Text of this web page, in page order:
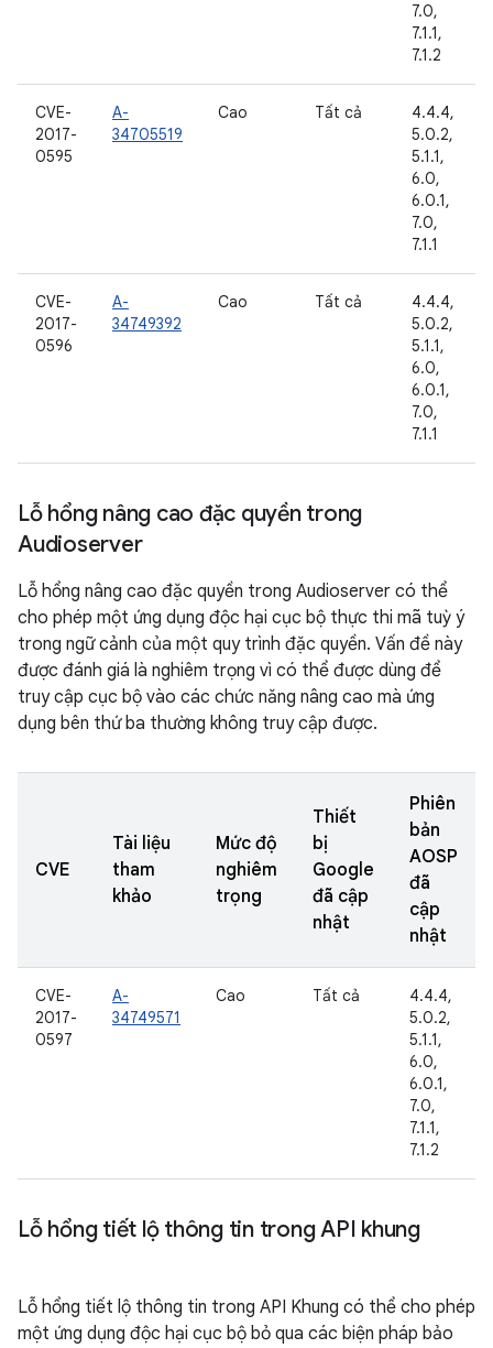
7.0,
7.1.1,
7.1.2
CVE-
2017-
0595
A-
34705519
Cao Tất cả
4.4.4,
5.0.2,
5.1.1,
6.0,
6.0.1,
7.0,
7.1.1
CVE-
2017-
0596
A-
34749392
Cao Tất cả
4.4.4,
5.0.2,
5.1.1,
6.0,
6.0.1,
7.0,
7.1.1
Lỗ hổng nâng cao đặc quyền trong
Audioserver
Lỗ hổng nâng cao đặc quyền trong Audioserver có thể
cho phép một ứng dụng độc hại cục bộ thực thi mã tuỳ ý
trong ngữ cảnh của một quy trình đặc quyền. Vấn đề này
được đánh giá là nghiêm trọng vì có thể được dùng để
truy cập cục bộ vào các chức năng nâng cao mà ứng
dụng bên thứ ba thường không truy cập được.
CVE
Tài liệu
tham
khảo
Mức độ
nghiêm
trọng
Thiết
bị
Google
đã cập
nhật
Phiên
bản
AOSP
đã
cập
nhật
CVE-
2017-
0597
A-
34749571
Cao Tất cả
4.4.4,
5.0.2,
5.1.1,
6.0,
6.0.1,
7.0,
7.1.1,
7.1.2
Lỗ hổng tiết lộ thông tin trong API khung
Lỗ hổng tiết lộ thông tin trong API Khung có thể cho phép
một ứng dụng độc hại cục bộ bỏ qua các biện pháp bảo